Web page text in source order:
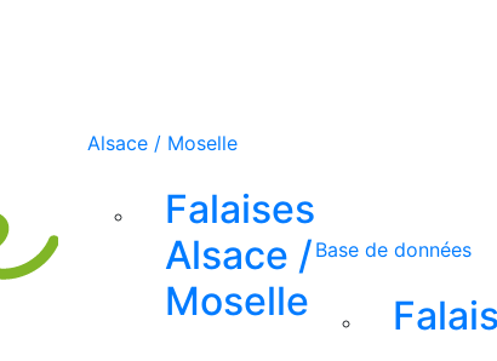
Alsace / Moselle
Falaises
Alsace /
Moselle
Base de données